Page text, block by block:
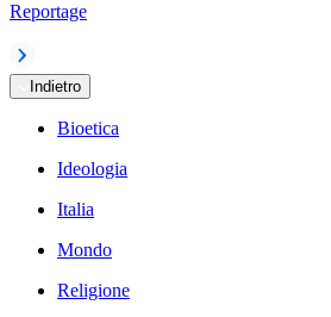
Reportage
Indietro
Bioetica
Ideologia
Italia
Mondo
Religione